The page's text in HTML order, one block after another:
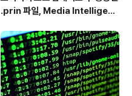
.prin 파일, Media Intelligenc